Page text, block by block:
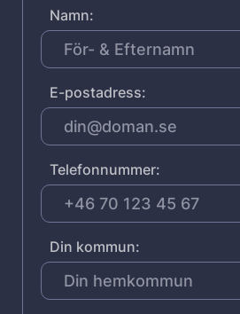
Namn:
E-postadress:
Telefonnummer:
Din kommun: